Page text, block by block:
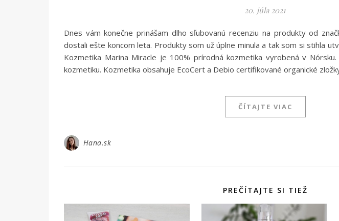
20. júla 2021
Dnes vám konečne prinášam dlho sľubovanú recenziu na produkty od
dostali ešte koncom leta. Produkty som už úplne minula a tak som si stihla
Kozmetika Marina Miracle je 100% prírodná kozmetika vyrobená v
kozmetiku. Kozmetika obsahuje EcoCert a Debio certifikované organické
ČÍTAJTE VIAC
Hana.sk
PREČÍTAJTE SI TIEŽ